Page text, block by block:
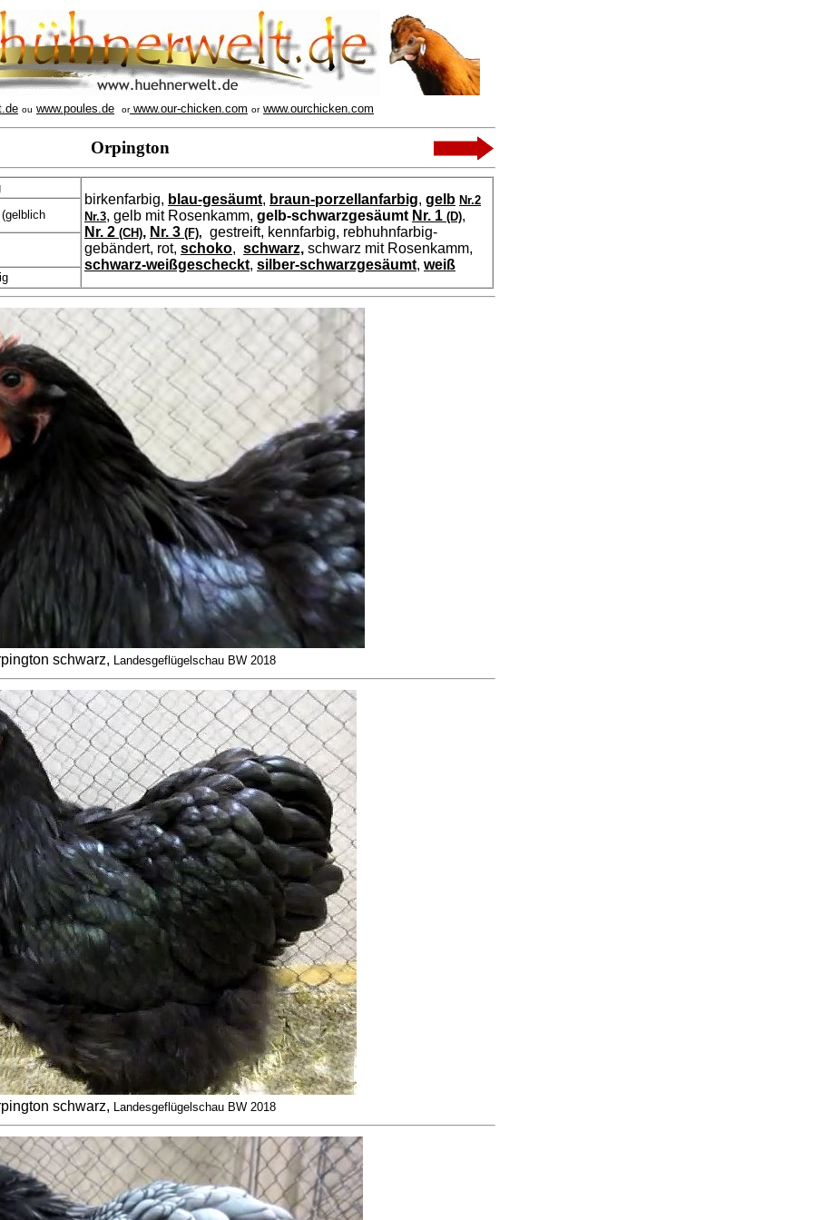
ou www.poules.de orwww.our-chicken.com or www.ourchicken.com
Orpington
birkenfarbig, blau-gesäumt, braun-porzellanfarbig, gelb Nr.2
Nr.3, gelb mit Rosenkamm, gelb-schwarzgesäumt Nr. 1 (D),
Nr. 2 (CH), Nr. 3 (F), gestreift, kennfarbig, rebhuhnfarbig-
gebändert, rot, schoko, schwarz, schwarz mit Rosenkamm,
schwarz-weißgescheckt, silber-schwarzgesäumt, weiß
schwarz, Landesgeflügelschau BW 2018
schwarz, Landesgeflügelschau BW 2018